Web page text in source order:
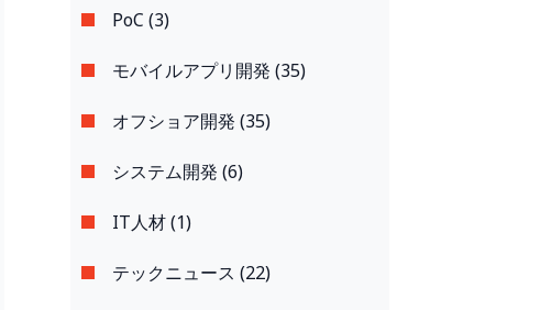
PoC (3)
モバイルアプリ開発 (35)
オフショア開発 (35)
システム開発 (6)
IT人材 (1)
テックニュース (22)